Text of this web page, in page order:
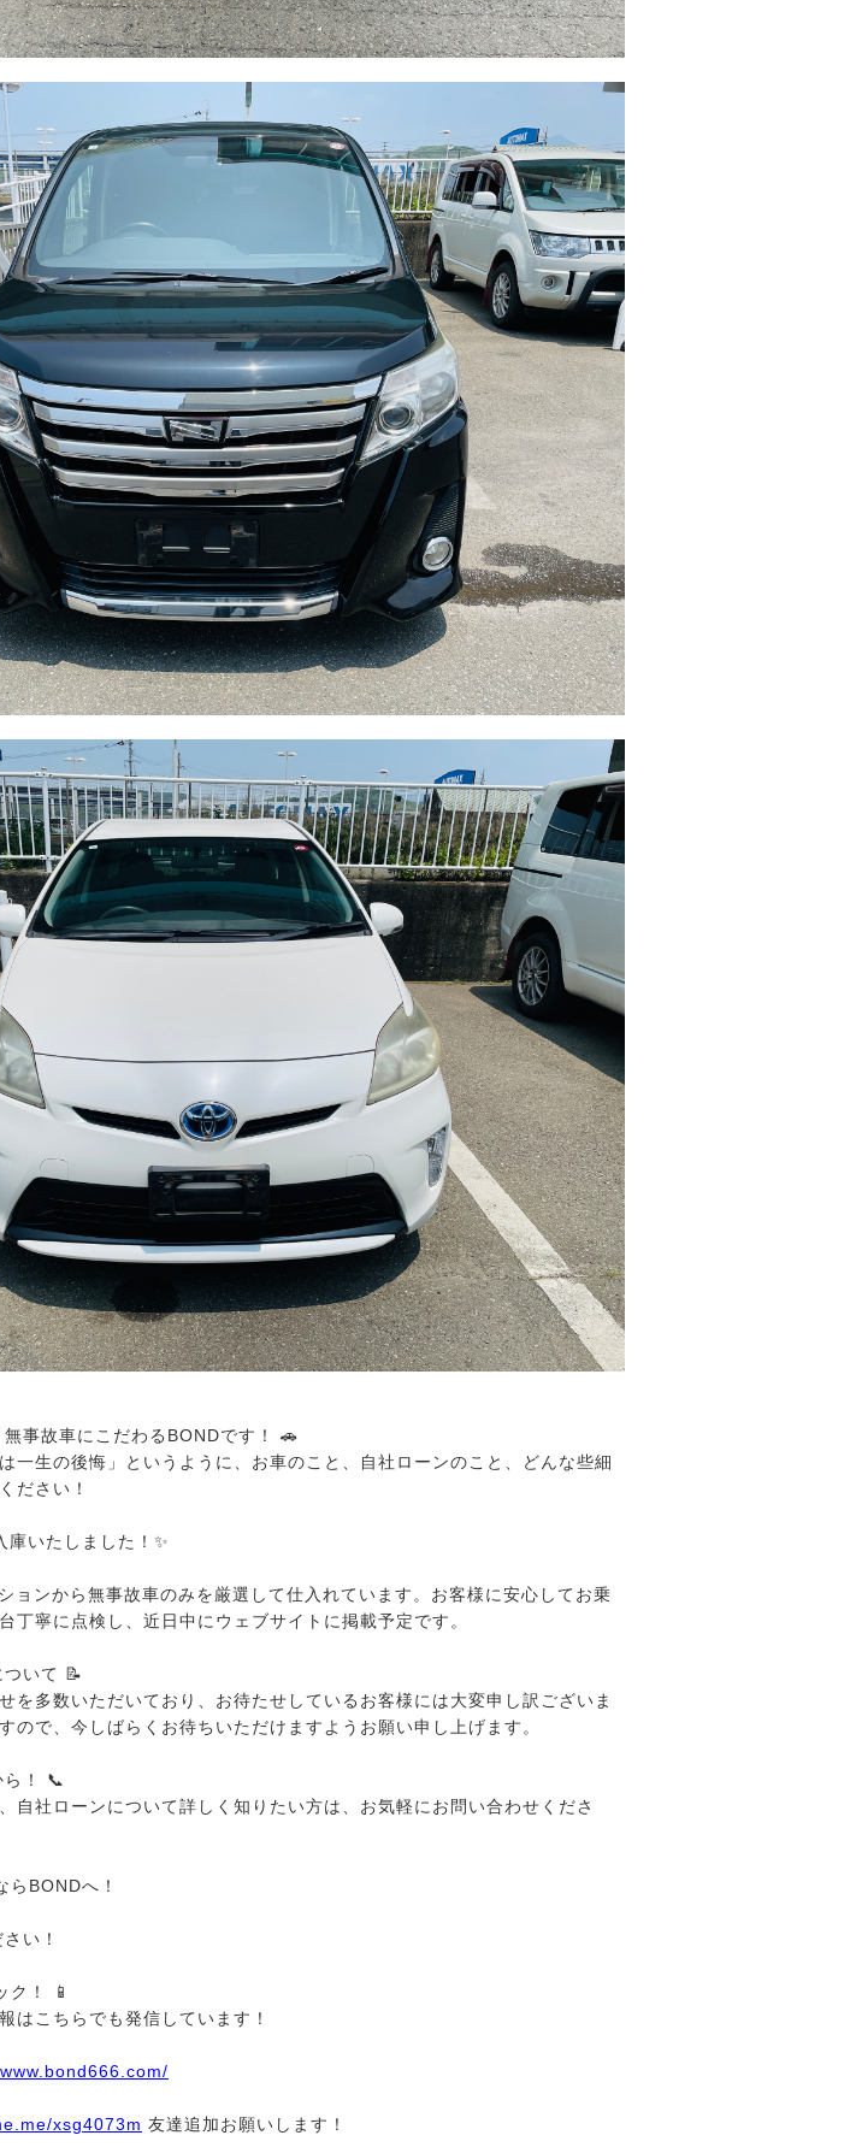
事故車にこだわるBONDです！ 🚗
一生の後悔」というように、お車のこと、自社ローンのこと、どんな些細
ださい！
いたしました！✨
ョンから無事故車のみを厳選して仕入れています。お客様に安心してお乗
丁寧に点検し、近日中にウェブサイトに掲載予定です。
いて 📝
を多数いただいており、お待たせしているお客様には大変申し訳ございま
ので、今しばらくお待ちいただけますようお願い申し上げます。
！ 📞
自社ローンについて詳しく知りたい方は、お気軽にお問い合わせくださ
らBONDへ！
い！
ク！ 📱
はこちらでも発信しています！
xsg4073m 友達追加お願いします！